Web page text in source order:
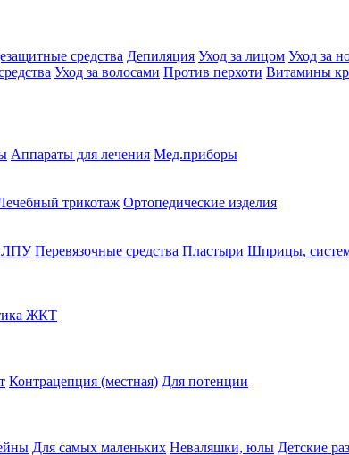
средства Депиляция Уход за лицом Уход за
Уход за волосами Против перхоти Витамины
Аппараты для лечения Мед.приборы
трикотаж Ортопедические изделия
ЛПУ Перевязочные средства Пластыри Шприцы,
ЖКТ
Контрацепция (местная) Для потенции
Для самых маленьких Неваляшки, юлы Детские